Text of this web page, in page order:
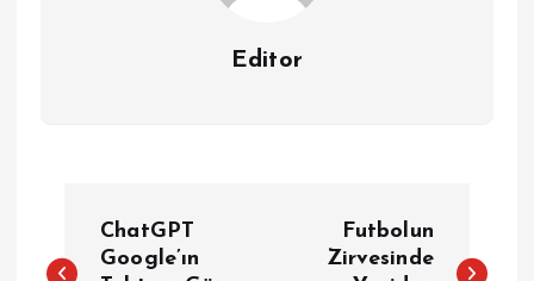
Editor
a
ChatGPT
Google’ın
Futbolun
Zirvesinde